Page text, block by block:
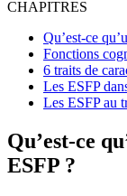
CHAPITRES
Qu’est-ce
Fonctions
6 traits de
Les ESFP
Les ESFP au
Qu’est-ce
ESFP ?